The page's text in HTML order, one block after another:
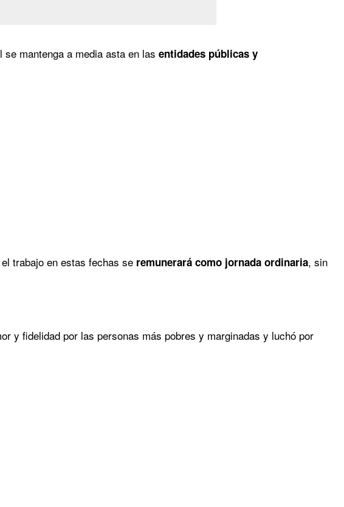
mantenga a media asta en las entidades públicas y
trabajo en estas fechas se remunerará como jornada ordinaria, sin
y fidelidad por las personas más pobres y marginadas y luchó por